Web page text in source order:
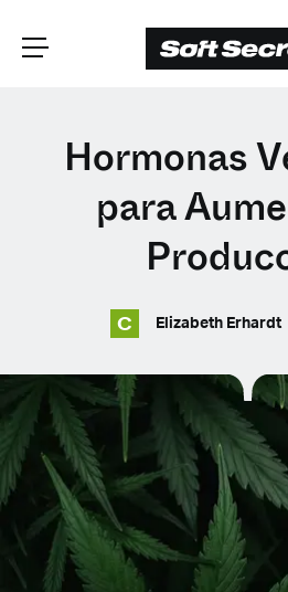
ELIGE TU
UBICACIÓN
English (United
English (United
Spanish (Spain)
Spanish (Latin
German
Hormonas
para
C Elizabeth Erhardt